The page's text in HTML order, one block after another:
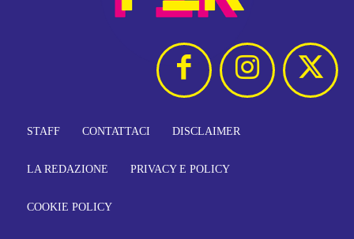
STAFF CONTATTACI DISCLAIMER
LA REDAZIONE PRIVACY E POLICY
COOKIE POLICY